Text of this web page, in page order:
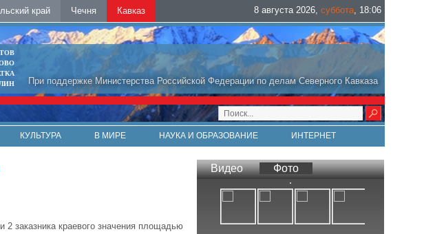
край Чечня Кавказ 8 августа 2026, суббота, 18:06
При поддержке Министерства Российской Федерации по делам Северного Кавказа
КУЛЬТУРА В МИРЕ НАУКА И ОБРАЗОВАНИЕ
ИНТЕРНЕТ
заказника краевого значения площадью
Видео Фото